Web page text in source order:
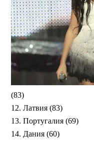
(83)
12. Латвия (83)
13. Португалия (69)
14. Дания (60)